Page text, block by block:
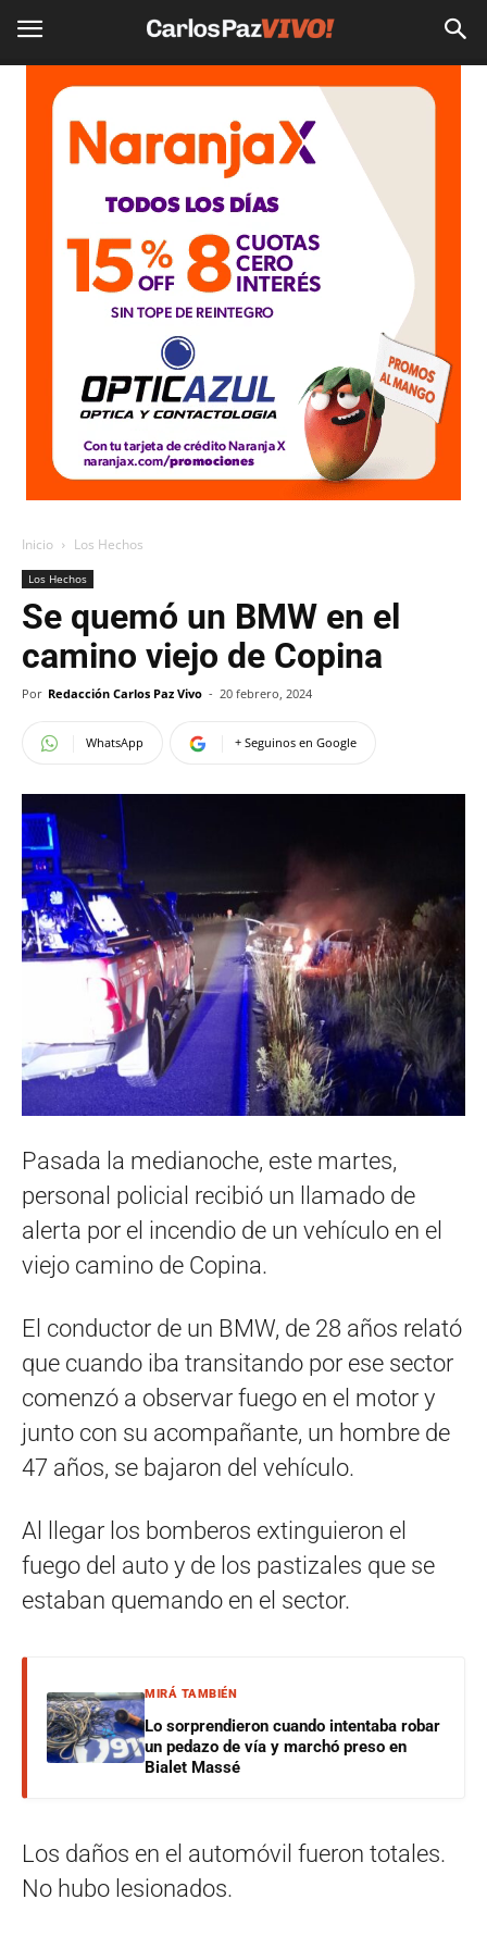
Inicio Los Hechos
Los Hechos
Se quemó un BMW en el
camino viejo de Copina
Por Redacción Carlos Paz Vivo - 20 febrero, 2024
WhatsApp + Seguinos en Google
Pasada la medianoche, este martes,
personal policial recibió un llamado de
alerta por el incendio de un vehículo en el
viejo camino de Copina.
El conductor de un BMW, de 28 años relató
que cuando iba transitando por ese sector
comenzó a observar fuego en el motor y
junto con su acompañante, un hombre de
47 años, se bajaron del vehículo.
Al llegar los bomberos extinguieron el
fuego del auto y de los pastizales que se
estaban quemando en el sector.
MIRÁ TAMBIÉN
Lo sorprendieron cuando intentaba robar
un pedazo de vía y marchó preso en
Bialet Massé
Los daños en el automóvil fueron totales.
No hubo lesionados.